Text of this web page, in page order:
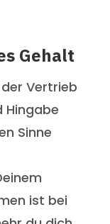
Gehalt
Vertrieb
Hingabe
Sinne
ist bei